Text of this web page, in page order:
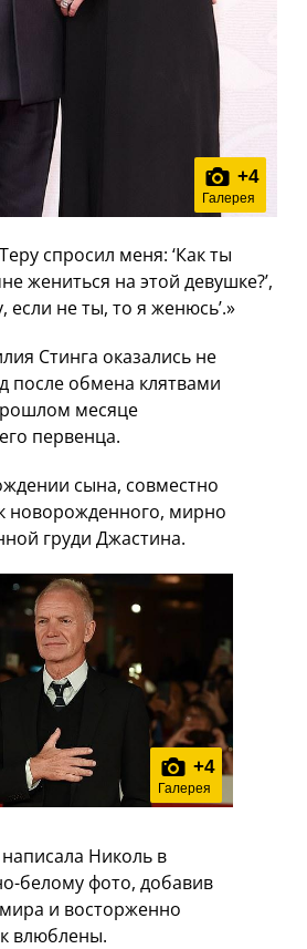
+4
Галерея
спросил меня: ‘Как ты
жениться на этой девушке?’,
если не ты, то я женюсь’.»
Стинга оказались не
после обмена клятвами
месяце
первенца.
сына, совместно
новорожденного, мирно
груди Джастина.
+4
Галерея
Николь в
белому фото, добавив
и восторженно
влюблены.